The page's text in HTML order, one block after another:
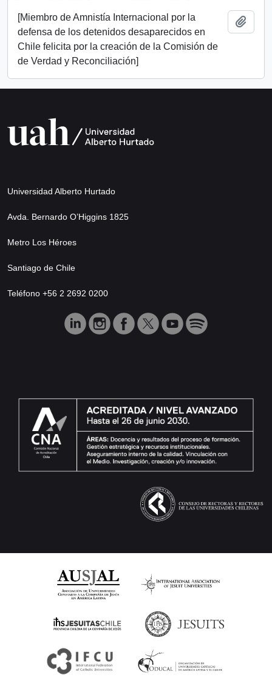
[Miembro de Amnistía Internacional por la
defensa de los detenidos desaparecidos en
Chile felicita por la creación de la Comisión de
de Verdad y Reconciliación]
Universidad Alberto Hurtado
Avda. Bernardo O’Higgins 1825
Metro Los Héroes
Santiago de Chile
Teléfono +56 2 2692 0200